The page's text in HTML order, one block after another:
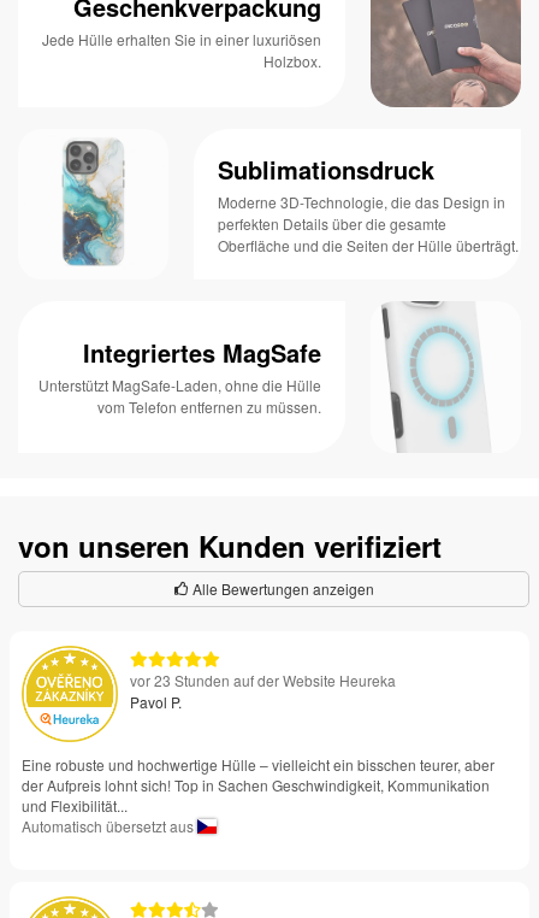
Jede Hülle erhalten Sie in einer luxuriösen
Holzbox.
Sublimationsdruck
Moderne 3D-Technologie, die das Design in
perfekten Details über die gesamte
Oberfläche und die Seiten der Hülle überträgt.
Integriertes MagSafe
Unterstützt MagSafe-Laden, ohne die Hülle
vom Telefon entfernen zu müssen.
von unseren Kunden verifiziert
Alle Bewertungen anzeigen
vor 23 Stunden auf der Website Heureka
Pavol P.
Eine robuste und hochwertige Hülle – vielleicht ein bisschen teurer, aber
der Aufpreis lohnt sich! Top in Sachen Geschwindigkeit, Kommunikation
und Flexibilität...
Automatisch übersetzt aus